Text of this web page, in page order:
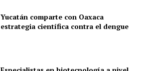
Yucatán comparte con Oaxaca
estrategia científica contra el dengue